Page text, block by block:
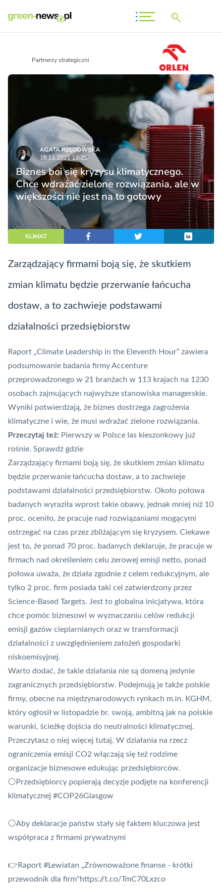
Partnerzy strategiczni
AGATA RZĘDOWSKA
18.11.2021 13:25
Biznes boi się kryzysu klimatycznego.
Chce wdrażać zielone rozwiązania, ale w
większości nie jest na to gotowy
KLIMAT
Zarządzający firmami boją się, że skutkiem
zmian klimatu będzie przerwanie łańcucha
dostaw, a to zachwieje podstawami
działalności przedsiębiorstw
Raport „Climate Leadership in the Eleventh Hour” zawiera
podsumowanie badania firmy Accenture
przeprowadzonego w 21 branżach w 113 krajach na 1230
osobach zajmujących najwyższe stanowiska managerskie.
Wyniki potwierdzają, że biznes dostrzega zagrożenia
klimatyczne i wie, że musi wdrażać zielone rozwiązania.
Przeczytaj też: Pierwszy w Polsce las kieszonkowy już
rośnie. Sprawdź gdzie
Zarządzający firmami boją się, że skutkiem zmian klimatu
będzie przerwanie łańcucha dostaw, a to zachwieje
podstawami działalności przedsiębiorstw. Około połowa
badanych wyraziła wprost takie obawy, jednak mniej niż 10
proc. oceniło, że pracuje nad rozwiązaniami mogącymi
ostrzegać na czas przez zbliżającym się kryzysem. Ciekawe
jest to, że ponad 70 proc. badanych deklaruje, że pracuje w
firmach nad określeniem celu zerowej emisji netto, ponad
połowa uważa, że działa zgodnie z celem redukcyjnym, ale
tylko 2 proc. firm posiada taki cel zatwierdzony przez
Science-Based Targets. Jest to globalna inicjatywa, która
chce pomóc biznesowi w wyznaczaniu celów redukcji
emisji gazów cieplarnianych oraz w transformacji
działalności z uwzględnieniem założeń gospodarki
niskoemisyjnej.
Warto dodać, że takie działania nie są domeną jedynie
zagranicznych przedsiębiorstw. Podejmują je także polskie
firmy, obecne na międzynarodowych rynkach m.in. KGHM,
który ogłosił w listopadzie br. swoją, ambitną jak na polskie
warunki, ścieżkę dojścia do neutralności klimatycznej.
Przeczytasz o niej więcej tutaj. W działania na rzecz
ograniczenia emisji CO2 włączają się też rodzime
organizacje biznesowe edukując przedsiębiorców.
⚪Przedsiębiorcy popierają decyzje podjęte na konferencji
klimatycznej #COP26Glasgow
⚪Aby deklaracje państw stały się faktem kluczowa jest
współpraca z firmami prywatnymi
👉Raport #Lewiatan „Zrównoważone finanse - krótki
przewodnik dla firm"https://t.co/TmC70Lxzco